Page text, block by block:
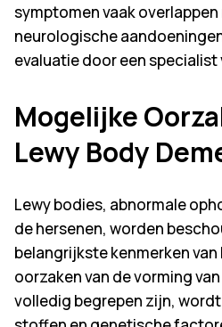
symptomen vaak
neurologische
evaluatie door een specialist
Mogelijke
Lewy Body
Lewy bodies, abnormale
de hersenen, worden
belangrijkste kenmerken van
oorzaken van de vorming
volledig begrepen zijn,